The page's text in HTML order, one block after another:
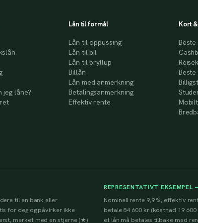
jeg låne?
Lån til formål
Lån til oppussing
Lån til bil
Lån til bryllup
Billån
Lån med anmerkning
Betalingsanmerkning
Effektiv rente
Kort
til en bank eller
for deg og påvirker ikke
merket med en stjerne (★)
REPRESENTATIVT EKSEMPEL
Nominell rente 9,9 %, effektiv
betale 84 600 kr (kostnad 19
et lån må betales tilbake med